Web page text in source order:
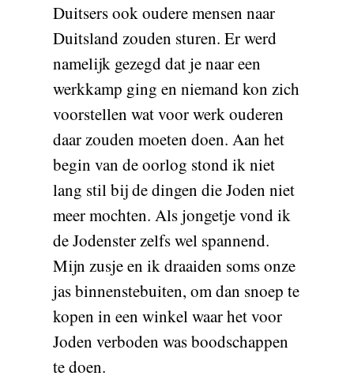
Duitsers ook oudere mensen naar
Duitsland zouden sturen. Er werd
namelijk gezegd dat je naar een
werkkamp ging en niemand kon zich
voorstellen wat voor werk ouderen
daar zouden moeten doen. Aan het
begin van de oorlog stond ik niet
lang stil bij de dingen die Joden niet
meer mochten. Als jongetje vond ik
de Jodenster zelfs wel spannend.
Mijn zusje en ik draaiden soms onze
jas binnenstebuiten, om dan snoep te
kopen in een winkel waar het voor
Joden verboden was boodschappen
te doen.